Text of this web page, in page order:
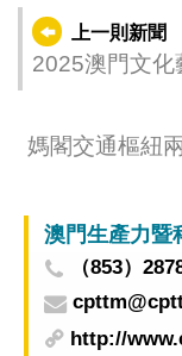
上一則新聞
2025澳門文
媽閣交通樞紐
澳門生產力暨
（853）
http://